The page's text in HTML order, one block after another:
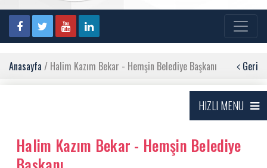
Anasayfa / Halim Kazım Bekar - Hemşin Belediye Başkanı Geri
HIZLI MENU
Halim Kazım Bekar - Hemşin Belediye